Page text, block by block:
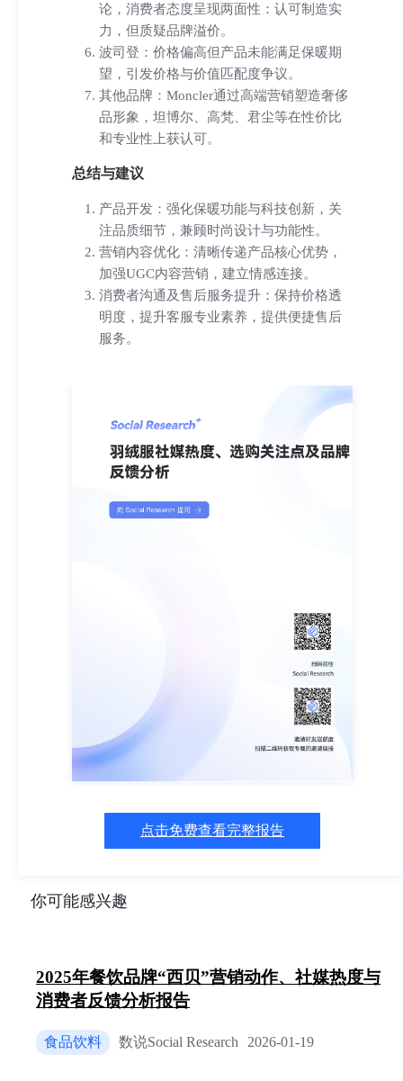
论，消费者态度呈现两面性：认可制造实
力，但质疑品牌溢价。
波司登：价格偏高但产品未能满足保暖期
望，引发价格与价值匹配度争议。
其他品牌：Moncler通过高端营销塑造奢侈
品形象，坦博尔、高梵、君尘等在性价比
和专业性上获认可。
总结与建议
产品开发：强化保暖功能与科技创新，关
注品质细节，兼顾时尚设计与功能性。
营销内容优化：清晰传递产品核心优势，
加强UGC内容营销，建立情感连接。
消费者沟通及售后服务提升：保持价格透
明度，提升客服专业素养，提供便捷售后
服务。
羽绒服社媒热度、选购关注点及品牌反馈分析 扫码
往Social Research 邀请好友送额度扫描⼆维码获取专
属的邀请链接 ⽻绒服品类社媒⼝碑分析报告 报告周
期：2025-10-19⾄2025-11-19|报告⽣成时间：2025-11-
19 21:05:46|撰写机构：Social Research 执⾏摘要 本报
告深⼊分析了2025年10⽉19⽇⾄11⽉19⽇期间，⽻绒
服品类在主流社交媒体平台上的表现。研究发现，⽻
性价⽐。品牌⼝碑⽅⾯，消费者对各品牌的态度反馈
呈现差异化：例如，鸭鸭凭借成功的明星代⾔和⾼性
价⽐获得⼴泛⻘睐；⽽国际品牌如北⾯，虽在保暖和
设计上受认可，但⾯临产品质量（如钻绒、掉⽑）和
售后服务的挑战[19,20]。整体社媒热度主要由电商⼤
促（双⼗⼀）和明星代⾔事件驱动。本报告旨在为品
牌提供精准的市场洞察，以助⼒其制定更有效的营销
和产品优化策略。 整体⼝碑趋势分析 本章旨在解读
2025年10⽉19⽇⾄2025年11⽉19⽇期间，⽻绒服品类
在微博、种草平台、抖⾳和知乎四⼤社交媒体平台上
(NSR)的时间变化，揭⽰市场热度、消费者情绪波动
以及潜在的驱动因素，为后续深⼊分析消费者核⼼关
万的总声量成为最活跃的讨论平台，其次是微博
更侧重于深度讨论⽽⾮⼤规模传播。 2.1社媒热度及
NSR趋势解读 微博平台：在监测期初（10⽉19⽇-20
⽇）出现显著的声量与互动量⾼峰，互动量⼀度达到
4454万[18]。这主要由明星代⾔事件驱动，特别
是“YAYA鸭鸭品牌先锋代⾔⼈梓渝”的官宣活动，其
点击免费查看完整报告
你可能感兴趣
2025年餐饮品牌“西贝”营销动作、社媒热度与
消费者反馈分析报告
食品饮料 数说Social Research 2026-01-19